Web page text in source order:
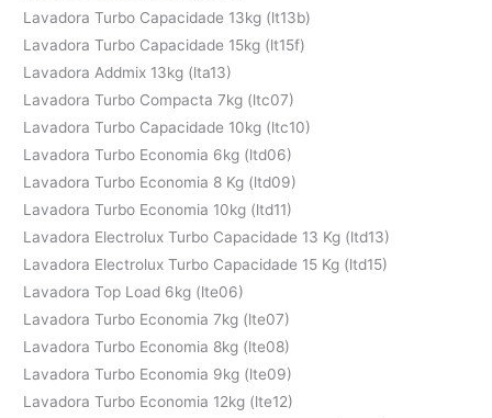
Lavadora Turbo Capacidade 13kg (lt13b)
Lavadora Turbo Capacidade 15kg (lt15f)
Lavadora Addmix 13kg (lta13)
Lavadora Turbo Compacta 7kg (ltc07)
Lavadora Turbo Capacidade 10kg (ltc10)
Lavadora Turbo Economia 6kg (ltd06)
Lavadora Turbo Economia 8 Kg (ltd09)
Lavadora Turbo Economia 10kg (ltd11)
Lavadora Electrolux Turbo Capacidade 13 Kg (ltd13)
Lavadora Electrolux Turbo Capacidade 15 Kg (ltd15)
Lavadora Top Load 6kg (lte06)
Lavadora Turbo Economia 7kg (lte07)
Lavadora Turbo Economia 8kg (lte08)
Lavadora Turbo Economia 9kg (lte09)
Lavadora Turbo Economia 12kg (lte12)